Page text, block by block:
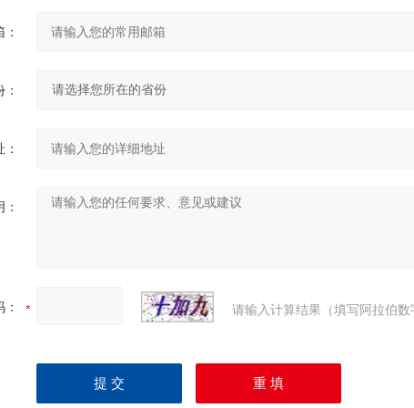
请输入计算结果（填写阿拉伯